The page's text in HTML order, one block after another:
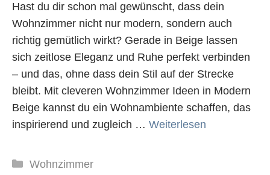
Hast du dir schon mal gewünscht, dass dein
Wohnzimmer nicht nur modern, sondern auch
richtig gemütlich wirkt? Gerade in Beige lassen
sich zeitlose Eleganz und Ruhe perfekt verbinden
– und das, ohne dass dein Stil auf der Strecke
bleibt. Mit cleveren Wohnzimmer Ideen in Modern
Beige kannst du ein Wohnambiente schaffen, das
inspirierend und zugleich … Weiterlesen
Kategorien
Wohnzimmer